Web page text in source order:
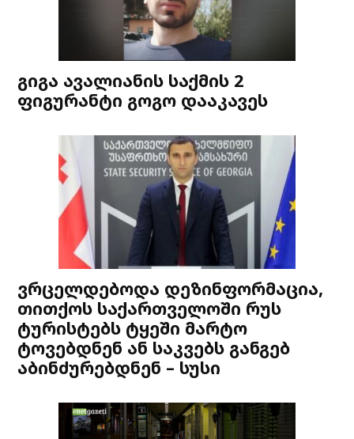
გიგა ავალიანის საქმის 2
ფიგურანტი გოგო დააკავეს
ვრცელდებოდა დეზინფორმაცია,
თითქოს საქართველოში რუს
ტურისტებს ტყეში მარტო
ტოვებდნენ ან საკვებს განგებ
აბინძურებდნენ – სუსი